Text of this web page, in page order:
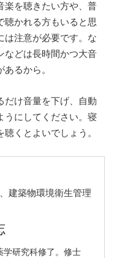
楽を聴きたい方や、普
聴かれる方もいると思
は注意が必要です。な
などは長時間かつ大音
あるから。
だけ音量を下げ、自動
うにしてください。寝
くとよいでしょう。
建築物環境衛生管理
学研究科修了。修士